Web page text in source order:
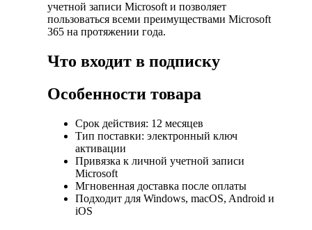
учетной записи Microsoft и позволяет
пользоваться всеми преимуществами Microsoft
365 на протяжении года.
Что входит в подписку
Особенности товара
Срок действия: 12 месяцев
Тип поставки: электронный ключ
активации
Привязка к личной учетной записи
Microsoft
Мгновенная доставка после оплаты
Подходит для Windows, macOS, Android и
iOS